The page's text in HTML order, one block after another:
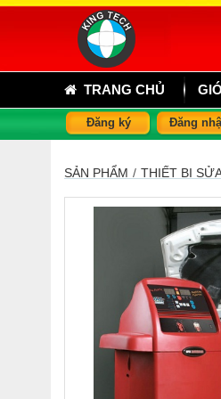
TRANG CHỦ
Đăng ký Đăng
SẢN PHẨM / THIẾT BỊ